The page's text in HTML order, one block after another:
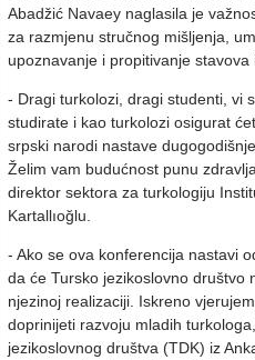
Abadžić Navaey naglasila je
za razmjenu stručnog mišljenja,
upoznavanje i propitivanje stavova
- Dragi turkolozi, dragi studenti, vi
studirate i kao turkolozi osigurat
srpski narodi nastave
Želim vam budućnost punu
direktor sektora za turkologiju
Kartallıoğlu.
- Ako se ova konferencija nastavi
da će Tursko jezikoslovno društvo
njezinoj realizaciji. Iskreno
doprinijeti razvoju mladih
jezikoslovnog društva (TDK) iz